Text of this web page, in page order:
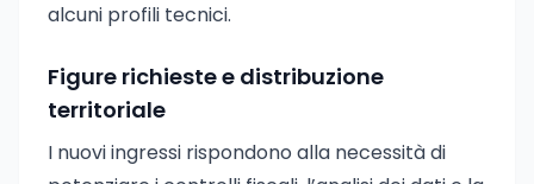
alcuni profili tecnici.
Figure richieste e distribuzione
territoriale
I nuovi ingressi rispondono alla necessità di